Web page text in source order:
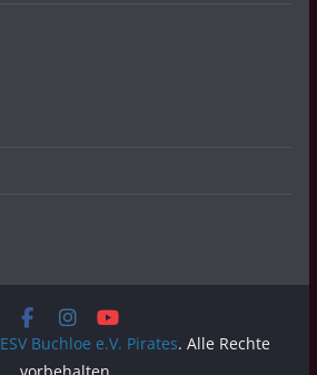
ESV Buchloe e.V. Pirates. Alle Rechte